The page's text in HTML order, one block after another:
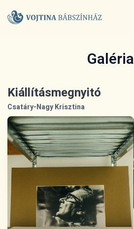
Galéria
Kiállításmegnyitó
Csatáry-Nagy Krisztina